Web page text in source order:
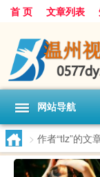
首 页 文章列表
网站导航
> 作者“tlz”的文